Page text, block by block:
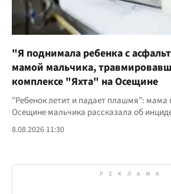
"Я поднимала ребенка с
мамой мальчика,
комплексе "Яхта" на Осещине
"Ребенок летит и падает плашмя": мама
Осещине мальчика рассказала об
8.08.2026 11:30